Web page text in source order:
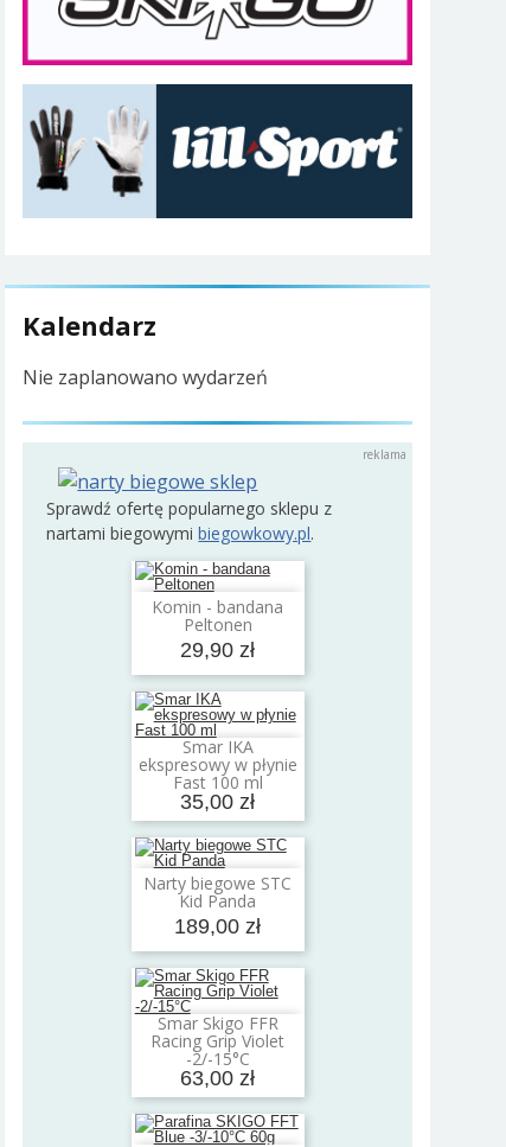
Kalendarz
Nie zaplanowano wydarzeń
Sprawdź ofertę popularnego sklepu z
nartami biegowymibiegowkowy.pl.
Komin - bandana
Peltonen
29,90 zł
Dodaj do koszyka
Smar IKA
ekspresowy w płynie
Fast 100 ml
35,00 zł
Dodaj do koszyka
Narty biegowe STC
Kid Panda
189,00 zł
Dodaj do koszyka
Smar Skigo FFR
Racing Grip Violet
-2/-15°C
63,00 zł
Dodaj do koszyka